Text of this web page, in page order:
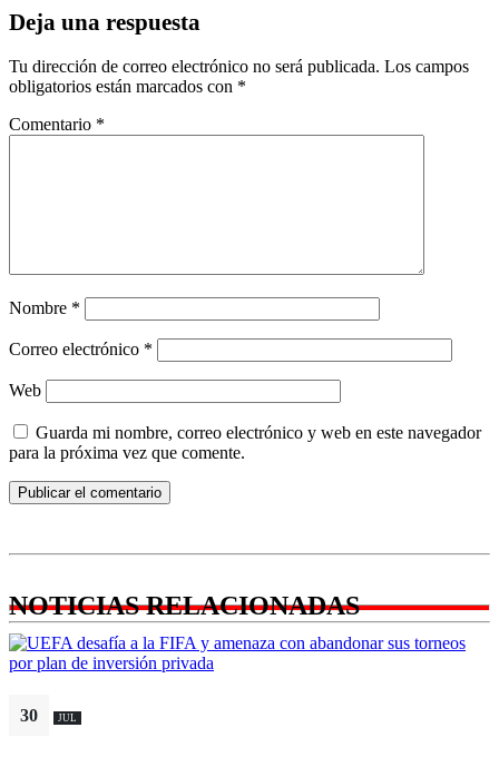
Deja una respuesta
Tu dirección de correo electrónico no será publicada. Los campos
obligatorios están marcados con *
Comentario *
Nombre *
Correo electrónico *
Web
Guarda mi nombre, correo electrónico y web en este navegador
para la próxima vez que comente.
NOTICIAS RELACIONADAS
30 JUL